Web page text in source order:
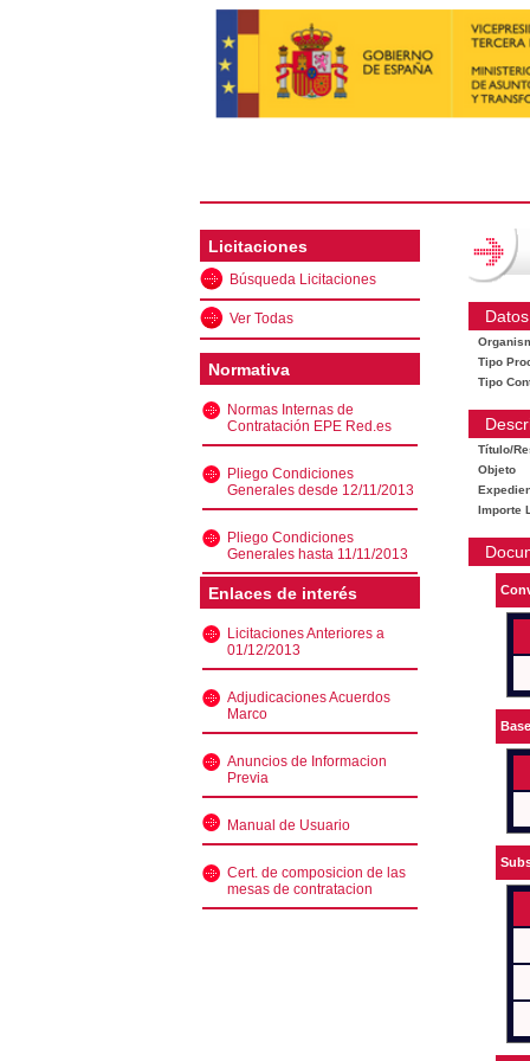
Licitaciones
Búsqueda Licitaciones
Ver Todas
Normativa
Normas Internas de
Contratación EPE Red.es
Pliego Condiciones
Generales desde 12/11/2013
Pliego Condiciones
Generales hasta 11/11/2013
Enlaces de interés
Licitaciones Anteriores a
01/12/2013
Adjudicaciones Acuerdos
Marco
Anuncios de Informacion
Previa
Manual de Usuario
Cert. de composicion de las
mesas de contratacion
Tipo
Tipo
Título/
Objeto
Importe